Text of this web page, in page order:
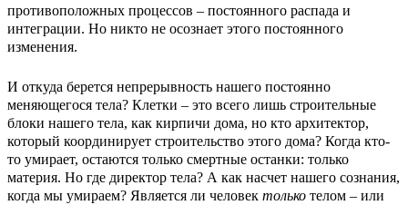
противоположных процессов – постоянного распада и
интеграции. Но никто не осознает этого постоянного
изменения.
И откуда берется непрерывность нашего постоянно
меняющегося тела? Клетки – это всего лишь строительные
блоки нашего тела, как кирпичи дома, но кто архитектор,
который координирует строительство этого дома? Когда кто-
то умирает, остаются только смертные останки: только
материя. Но где директор тела? А как насчет нашего сознания,
когда мы умираем? Является ли человек только телом – или